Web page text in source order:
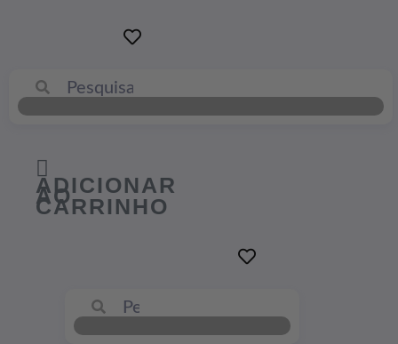
ADICIONAR
AO
CARRINHO